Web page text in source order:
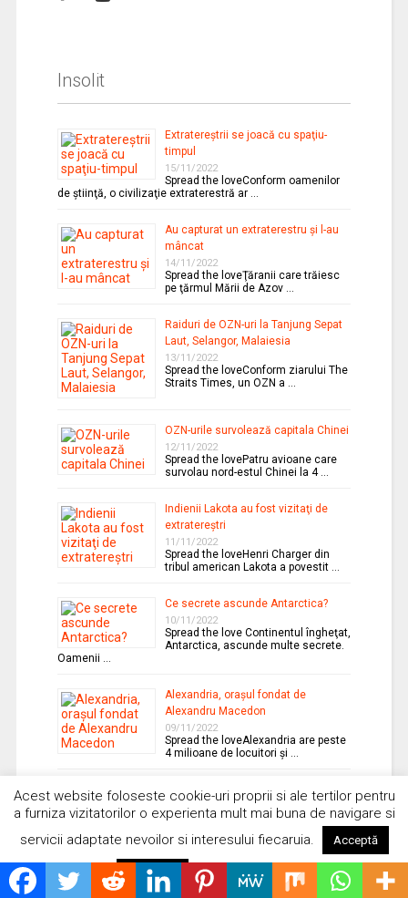
Insolit
Extratereştrii se joacă cu spaţiu-
timpul
15/11/2022
Spread the loveConform oamenilor
de ştiinţă, o civilizaţie extraterestră ar …
Au capturat un extraterestru şi l-au
mâncat
14/11/2022
Spread the loveŢăranii care trăiesc
pe ţărmul Mării de Azov …
Raiduri de OZN-uri la Tanjung Sepat
Laut, Selangor, Malaiesia
13/11/2022
Spread the loveConform ziarului The
Straits Times, un OZN a …
OZN-urile survolează capitala Chinei
12/11/2022
Spread the lovePatru avioane care
survolau nord-estul Chinei la 4 …
Indienii Lakota au fost vizitaţi de
extratereştri
11/11/2022
Spread the loveHenri Charger din
tribul american Lakota a povestit …
Ce secrete ascunde Antarctica?
10/11/2022
Spread the love Continentul îngheţat,
Antarctica, ascunde multe secrete.
Oamenii …
Alexandria, oraşul fondat de
Alexandru Macedon
09/11/2022
Spread the loveAlexandria are peste
4 milioane de locuitori şi …
Misterioasa Samaipata din Bolivia
08/11/2022
Spread the love Este un sit
departamentul …
Vehicole aeriene viitoare inspirate
Acest website foloseste cookie-uri proprii si ale tertilor pentru
a furniza vizitatorilor o experienta mult mai buna de navigare si
servicii adaptate nevoilor si interesului fiecaruia.
Acceptă
Respinge Citește mai mult